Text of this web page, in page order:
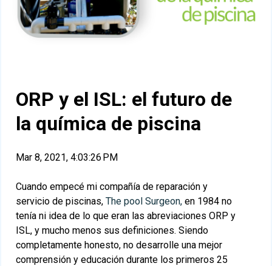
ORP y el ISL: el futuro de
la química de piscina
Mar 8, 2021, 4:03:26 PM
Cuando empecé mi compañía de reparación y
servicio de piscinas, The pool Surgeon, en 1984 no
tenía ni idea de lo que eran las abreviaciones ORP y
ISL, y mucho menos sus definiciones. Siendo
completamente honesto, no desarrolle una mejor
comprensión y educación durante los primeros 25